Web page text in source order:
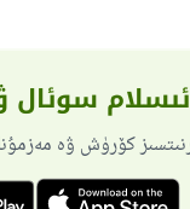
ئىسلام سوئال
كۆرۈش ۋە